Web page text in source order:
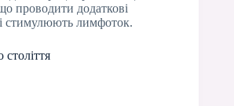
проводити додаткові
стимулюють лимфоток.
століття